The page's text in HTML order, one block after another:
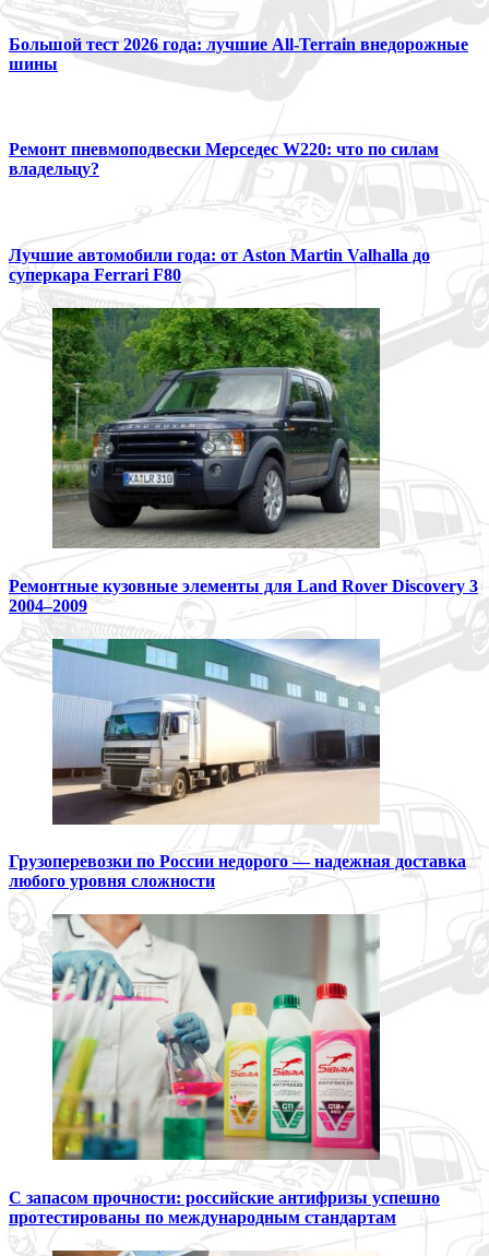
Большой тест 2026 года: лучшие All-Terrain внедорожные
шины
Ремонт пневмоподвески Мерседес W220: что по силам
владельцу?
Лучшие автомобили года: от Aston Martin Valhalla до
суперкара Ferrari F80
Ремонтные кузовные элементы для Land Rover Discovery 3
2004–2009
Грузоперевозки по России недорого — надежная доставка
любого уровня сложности
С запасом прочности: российские антифризы успешно
протестированы по международным стандартам